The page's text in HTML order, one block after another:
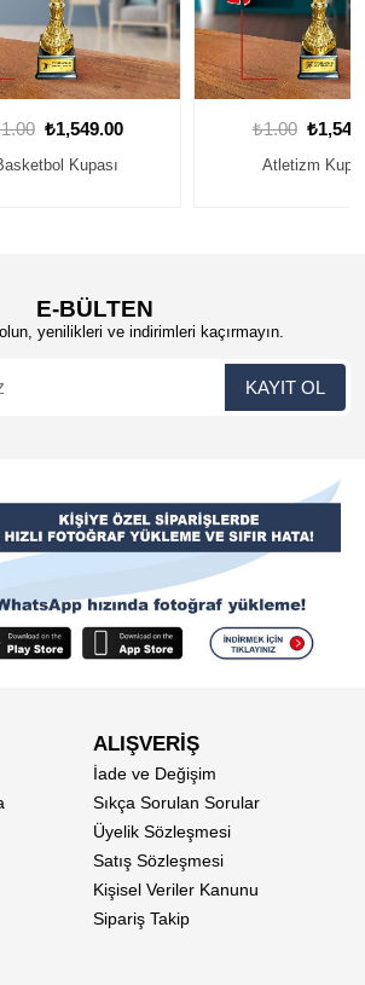
₺1,549.00
Atletizm Kupası
E-BÜLTEN
yenilikleri ve indirimleri kaçırmayın.
ALIŞVERİŞ
İade ve Değişim
Sıkça Sorulan Sorular
Üyelik Sözleşmesi
Satış Sözleşmesi
Kişisel Veriler Kanunu
Sipariş Takip